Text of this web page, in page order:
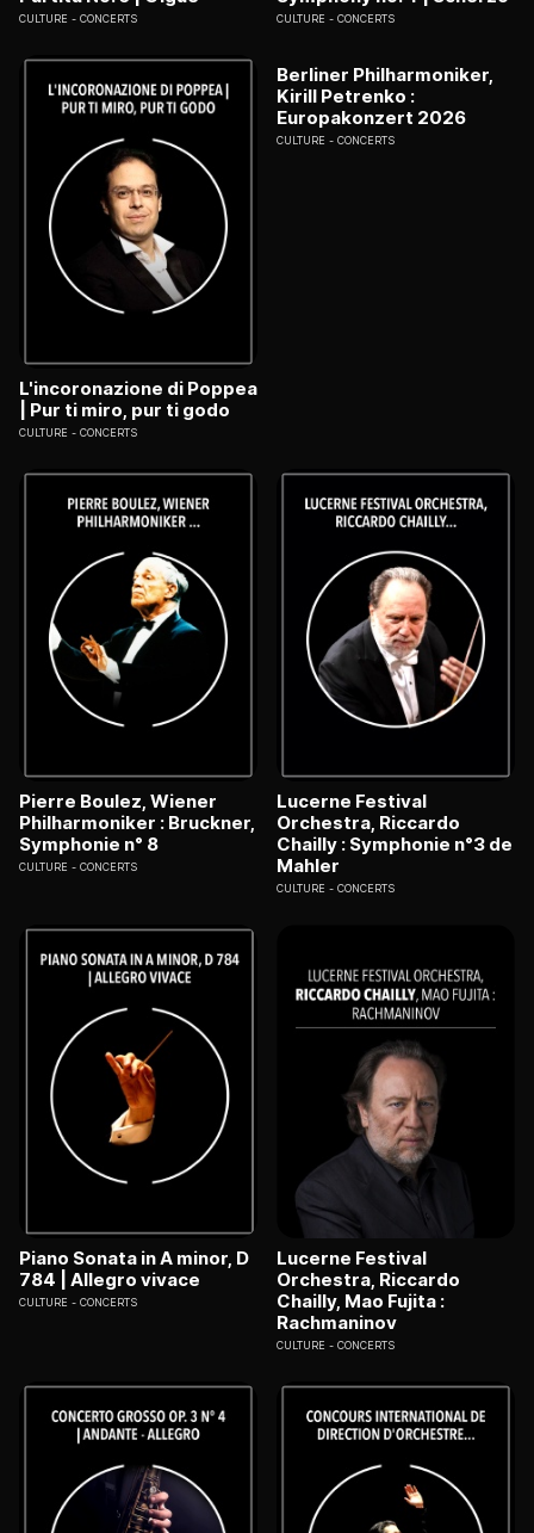
CULTURE CONCERTS CULTURE CONCERTS
L'incoronazione di Poppea
| Pur ti miro, pur ti godo
CULTURE CONCERTS
Berliner Philharmoniker,
Kirill Petrenko :
Europakonzert 2026
CULTURE CONCERTS
Pierre Boulez, Wiener
Philharmoniker : Bruckner,
Symphonie n° 8
CULTURE CONCERTS
Lucerne Festival
Orchestra, Riccardo
Chailly : Symphonie n°3 de
Mahler
CULTURE CONCERTS
Piano Sonata in A minor, D
784 | Allegro vivace
CULTURE CONCERTS
Lucerne Festival
Orchestra, Riccardo
Chailly, Mao Fujita :
Rachmaninov
CULTURE CONCERTS